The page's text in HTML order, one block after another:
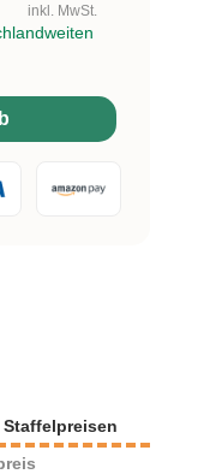
inkl. MwSt.